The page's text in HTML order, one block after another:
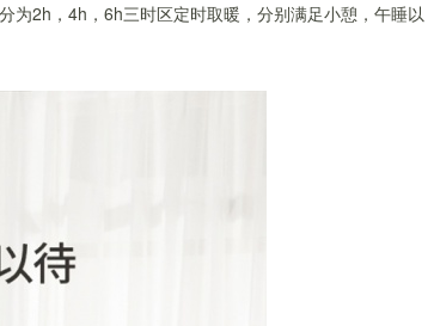
为2h，4h，6h三时区定时取暖，分别满足小憩，午睡以